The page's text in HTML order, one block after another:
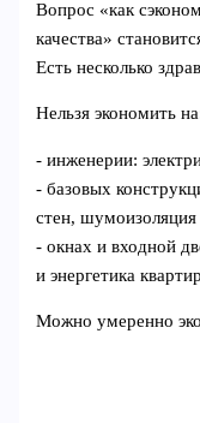
Вопрос «как
качества»
Есть несколько
Нельзя экономить
- инженерии:
- базовых
стен, шумоизоляция
- окнах и входной
и энергетика
Можно умеренно